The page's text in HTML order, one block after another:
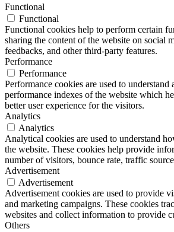
Functional
Functional
Functional cookies help to perform certain
sharing the content of the website on social
feedbacks, and other third-party features.
Performance
Performance
Performance cookies are used to understand
performance indexes of the website which
better user experience for the visitors.
Analytics
Analytics
Analytical cookies are used to understand
the website. These cookies help provide
number of visitors, bounce rate, traffic
Advertisement
Advertisement
Advertisement cookies are used to provide
and marketing campaigns. These cookies
websites and collect information to provide
Others